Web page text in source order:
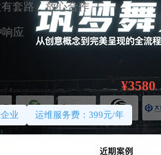
套路，放心合作
应
¥3580
业 运维服务费：399元/年